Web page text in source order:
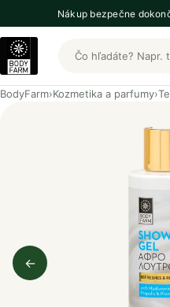
Nákup bezpečne
Hľadať produkty
BodyFarm›Kozmetika a parfumy›
←
Predchádzajúci